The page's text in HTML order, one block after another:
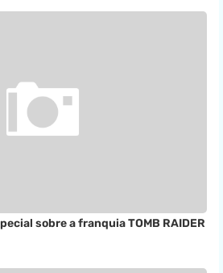
sobre a franquia TOMB RAIDER